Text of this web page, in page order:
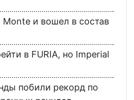
Monte и вошел в состав
в FURIA, но Imperial
побили рекорд по